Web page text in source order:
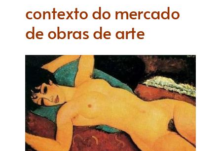
contexto do mercado
de obras de arte